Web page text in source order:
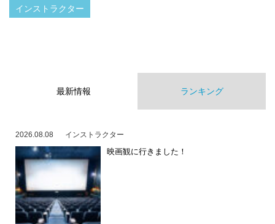
インストラクター
最新情報 ランキング
2026.08.08 インストラクター
映画観に行きました！